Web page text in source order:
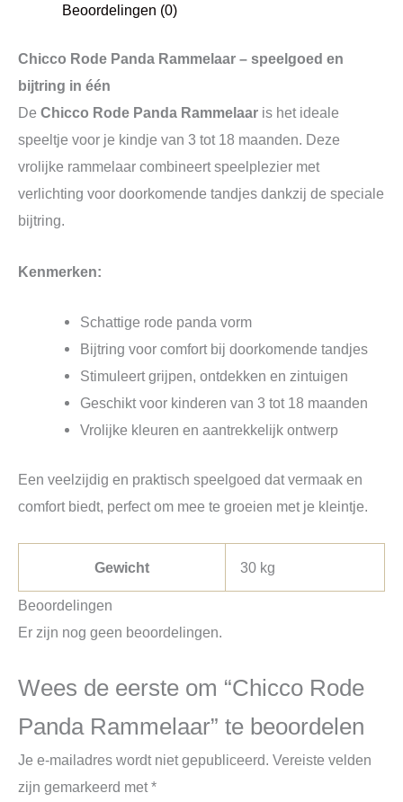
Beoordelingen (0)
Chicco Rode Panda Rammelaar – speelgoed en
bijtring in één
De Chicco Rode Panda Rammelaar is het ideale
speeltje voor je kindje van 3 tot 18 maanden. Deze
vrolijke rammelaar combineert speelplezier met
verlichting voor doorkomende tandjes dankzij de speciale
bijtring.
Kenmerken:
Schattige rode panda vorm
Bijtring voor comfort bij doorkomende tandjes
Stimuleert grijpen, ontdekken en zintuigen
Geschikt voor kinderen van 3 tot 18 maanden
Vrolijke kleuren en aantrekkelijk ontwerp
Een veelzijdig en praktisch speelgoed dat vermaak en
comfort biedt, perfect om mee te groeien met je kleintje.
Gewicht 30 kg
Beoordelingen
Er zijn nog geen beoordelingen.
Wees de eerste om “Chicco Rode
Panda Rammelaar” te beoordelen
Je e-mailadres wordt niet gepubliceerd. Vereiste velden
zijn gemarkeerd met*